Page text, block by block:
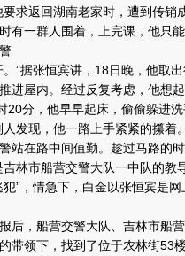
求返回湖南老家时，遭到传销
有一群人围着，上完课，他只
据张恒宾讲，18日晚，他取出
进屋内。经过反复考虑，他想
20分，他早早起床，偷偷躲进
人发现，他一路上手紧紧的攥着
站在路中间值勤。趁过马路的
吉林市船营交警大队一中队的教
犯”，情急下，白金以张恒宾是
，船营交警大队、吉林市船营
带领下，找到了位于农林街53